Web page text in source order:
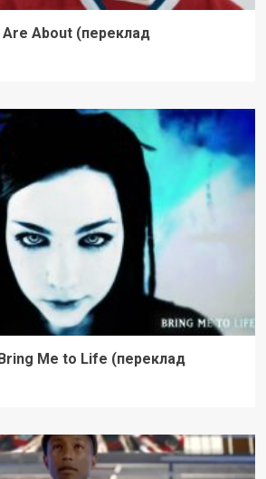
About (переклад
Me to Life (переклад